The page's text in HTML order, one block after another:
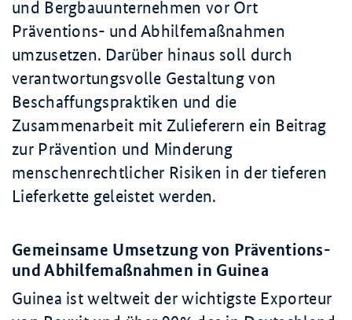
und Bergbauunternehmen vor Ort
Präventions- und Abhilfemaßnahmen
umzusetzen. Darüber hinaus soll durch
verantwortungsvolle Gestaltung von
Beschaffungspraktiken und die
Zusammenarbeit mit Zulieferern ein Beitrag
zur Prävention und Minderung
menschenrechtlicher Risiken in der tieferen
Lieferkette geleistet werden.
Gemeinsame Umsetzung von Präventions-
und Abhilfemaßnahmen in Guinea
Guinea ist weltweit der wichtigste Exporteur